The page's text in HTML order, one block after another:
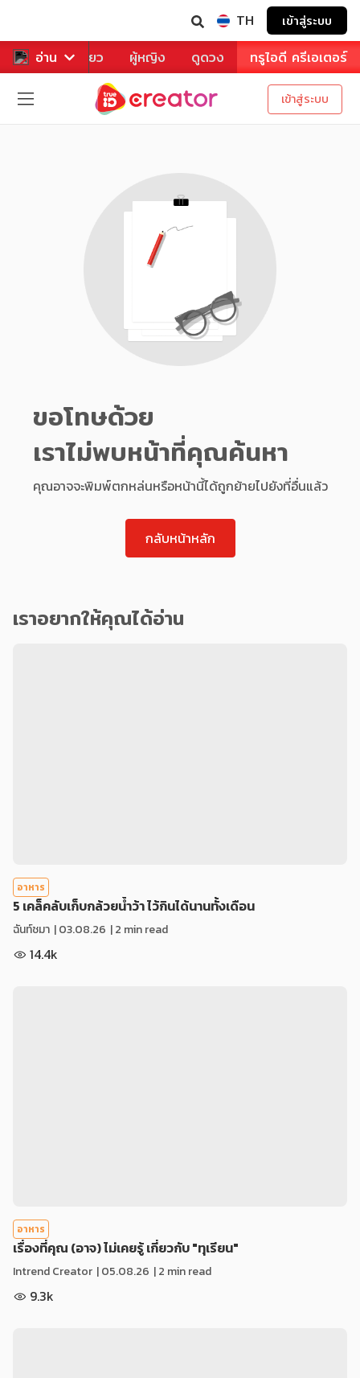
TH เข้าสู่ระบบ
อ่าน
หาร ท่องเที่ยว ผู้หญิง ดูดวง ทรูไอดี ครีเอเตอร์
เข้าสู่ระบบ
ขอโทษด้วย
เราไม่พบหน้าที่คุณค้นหา
คุณอาจจะพิมพ์ตกหล่นหรือหน้านี้ได้ถูกย้ายไปยังที่อื่นแล้ว
กลับหน้าหลัก
เราอยากให้คุณได้อ่าน
อาหาร
5 เคล็คลับเก็บกล้วยน้ำว้า ไว้กินได้นานทั้งเดือน
ฉันท์ชมา |03.08.26 | 2 min read
14.4k
อาหาร
เรื่องที่คุณ (อาจ) ไม่เคยรู้ เกี่ยวกับ "ทุเรียน"
Intrend Creator |05.08.26 | 2 min read
9.3k